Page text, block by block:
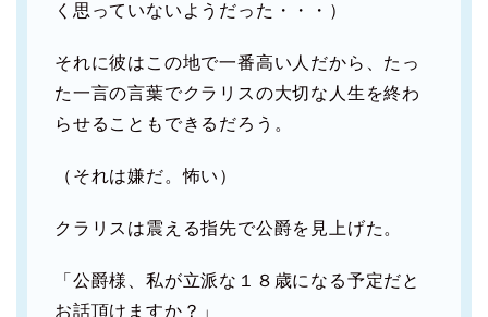
く思っていないようだった・・・）
それに彼はこの地で一番高い人だから、たっ
た一言の言葉でクラリスの大切な人生を終わ
らせることもできるだろう。
（それは嫌だ。怖い）
クラリスは震える指先で公爵を見上げた。
「公爵様、私が立派な１８歳になる予定だと
お話頂けますか？」